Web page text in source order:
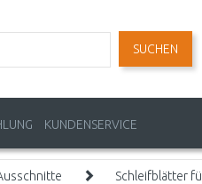
SUCHEN
KUNDENSERVICE
Schleifblätter